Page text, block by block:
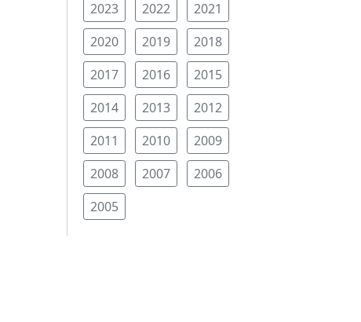
2023
2022
2021
2020
2019
2018
2017
2016
2015
2014
2013
2012
2011
2010
2009
2008
2007
2006
2005